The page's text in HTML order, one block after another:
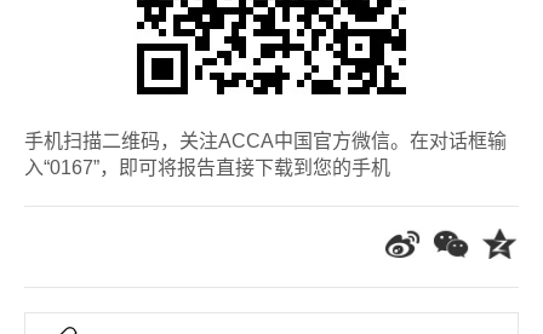
手机扫描二维码，关注ACCA中国官方微信。在对话框输
入“0167”，即可将报告直接下载到您的手机